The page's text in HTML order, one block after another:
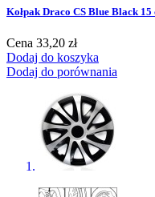
Kołpak Draco CS Blue Black
Cena 33,20 zł
Dodaj do koszyka
Dodaj do porównania